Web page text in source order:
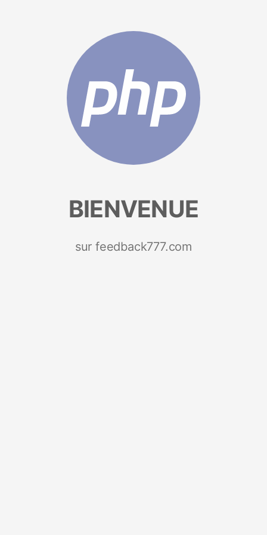
BIENVENUE
sur feedback777.com